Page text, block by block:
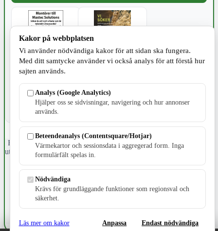
SPORT
Fristående webbtidningsföretag grundat 1991 som sedan 2002 ger
ut tidningen Skillingaryd.nu och 2010 lanserades Värnamo.nu. Från
april 2026 omfattar Skillingaryd.nu tre kommuner: Gnosjö,
Värnamo och Vaggeryds kommun.
Kontakta oss
E-post: redaktionen@skillingaryd.nu
Postadress: Gisslaköp 1, 568 92 Skillingaryd
Kakinställningar
Kakor på webbplatsen
Vi använder nödvändiga kakor för att sidan ska fungera.
Med ditt samtycke använder vi också analys för att förstå hur
sajten används.
Analys (Google Analytics)
Hjälper oss se sidvisningar, navigering och hur annonser
används.
Beteendeanalys (Contentsquare/Hotjar)
Värmekartor och sessionsdata i aggregerad form. Inga
formulärfält spelas in.
Nödvändiga
Krävs för grundläggande funktioner som regionsval och
säkerhet.
Läs mer om kakor Anpassa Endast nödvändiga